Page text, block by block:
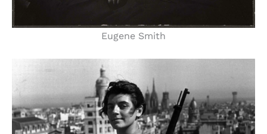
Eugene Smith